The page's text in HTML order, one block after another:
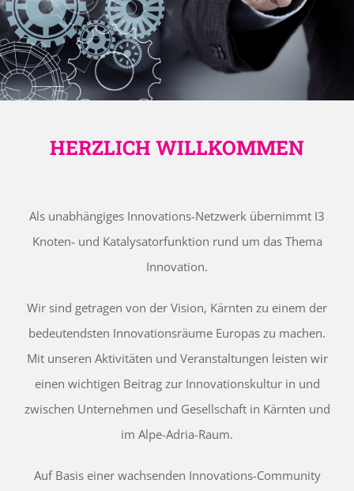
HERZLICH WILLKOMMEN
Als unabhängiges Innovations-Netzwerk übernimmt I3
Knoten- und Katalysatorfunktion rund um das Thema
Innovation.
Wir sind getragen von der Vision, Kärnten zu einem der
bedeutendsten Innovationsräume Europas zu machen.
Mit unseren Aktivitäten und Veranstaltungen leisten wir
einen wichtigen Beitrag zur Innovationskultur in und
zwischen Unternehmen und Gesellschaft in Kärnten und
im Alpe-Adria-Raum.
Auf Basis einer wachsenden Innovations-Community